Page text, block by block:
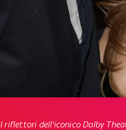
I riflettori dell'iconico Dolby